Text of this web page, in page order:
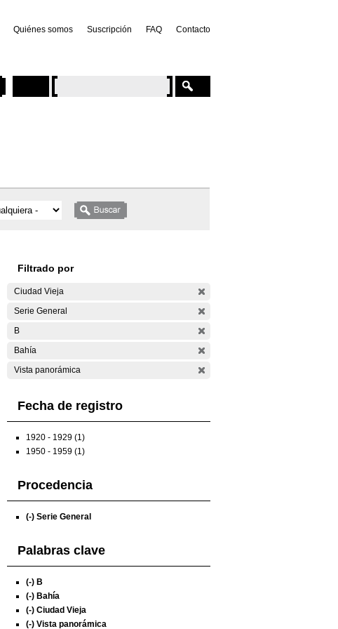
Quiénes somos Suscripción FAQ Contacto
Filtrado por
Ciudad Vieja
Serie General
B
Bahía
Vista panorámica
Fecha de registro
1920 - 1929 (1)
1950 - 1959 (1)
Procedencia
(-) Serie General
Palabras clave
(-) B
(-) Bahía
(-) Ciudad Vieja
(-) Vista panorámica